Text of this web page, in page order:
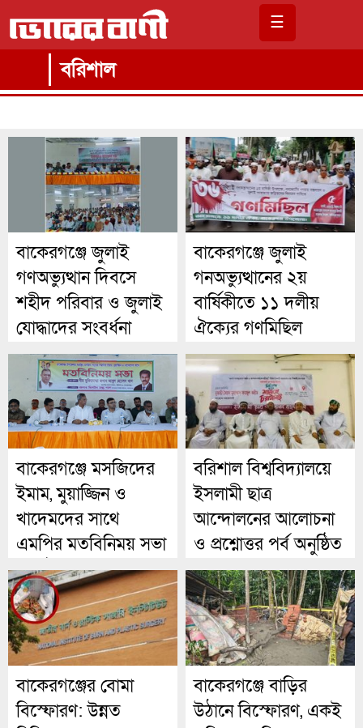
☰
বরিশাল
বাকেরগঞ্জে জুলাই
গণঅভ্যুত্থান দিবসে
শহীদ পরিবার ও জুলাই
যোদ্ধাদের সংবর্ধনা
বাকেরগঞ্জে জুলাই
গনঅভ্যুত্থানের ২য়
বার্ষিকীতে ১১ দলীয়
ঐক্যের গণমিছিল
বাকেরগঞ্জে মসজিদের
ইমাম, মুয়াজ্জিন ও
খাদেমদের সাথে
এমপির মতবিনিময় সভা
অনুষ্ঠিত।
বরিশাল বিশ্ববিদ্যালয়ে
ইসলামী ছাত্র
আন্দোলনের আলোচনা
ও প্রশ্নোত্তর পর্ব অনুষ্ঠিত
বাকেরগঞ্জের বোমা
বিস্ফোরণ: উন্নত
বাকেরগঞ্জে বাড়ির
উঠানে বিস্ফোরণ, একই